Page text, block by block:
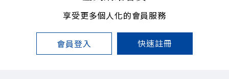
享受更多個人化的會員服務
會員登入 快速註冊